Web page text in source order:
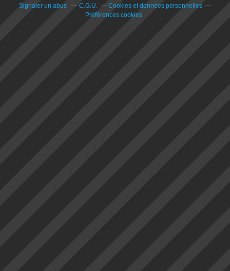
Signaler un abus C.G.U.
Cookies et données personnelles
Préférences cookies